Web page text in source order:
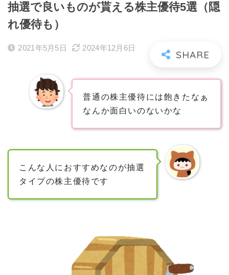
抽選で良いものが貰える株主優待5選（隠
れ優待も）
2021年5月5日 2024年12月6日
普通の株主優待には飽きたなぁ
なんか面白いのないかな
こんな人におすすめなのが抽選
タイプの株主優待です